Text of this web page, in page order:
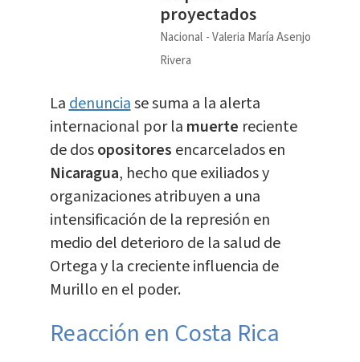
proyectados
Nacional Valeria María Asenjo
Rivera
Ladenunciase suma a la alerta
internacional por la muerte reciente
de dosopositores encarcelados en
Nicaragua, hecho que exiliados y
organizaciones atribuyen a una
intensificación de la represión en
medio del deterioro de la salud de
Ortega y la creciente influencia de
Murillo en el poder.
Reacción en Costa Rica